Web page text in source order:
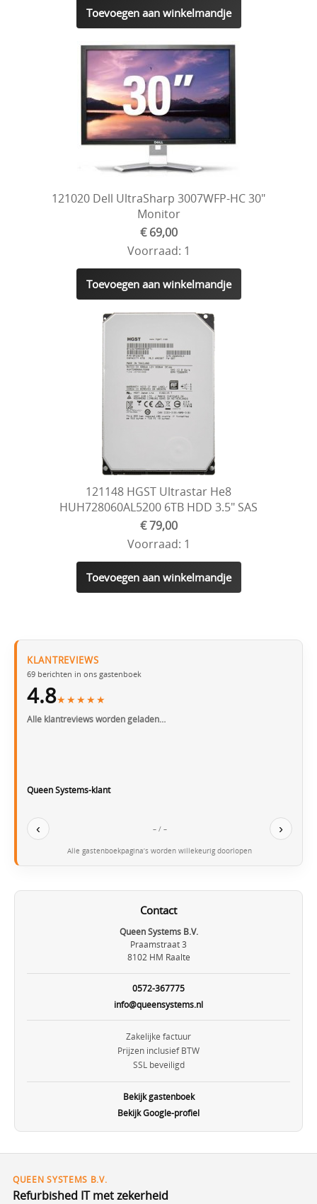
Toevoegen aan winkelmandje
121020 Dell UltraSharp 3007WFP-HC 30"
Monitor
€ 69,00
Voorraad: 1
Toevoegen aan winkelmandje
121148 HGST Ultrastar He8
HUH728060AL5200 6TB HDD 3.5" SAS
€ 79,00
Voorraad: 1
Toevoegen aan winkelmandje
KLANTREVIEWS
69 berichten in ons gastenboek
4.8★★★★★
Alle klantreviews worden geladen…
Queen Systems-klant
‹ – / – ›
Alle gastenboekpagina’s worden willekeurig doorlopen
Contact
Queen Systems B.V.
Praamstraat 3
8102 HM Raalte
0572-367775
info@queensystems.nl
Zakelijke factuur
Prijzen inclusief BTW
SSL beveiligd
Bekijk gastenboek
Bekijk Google-profiel
QUEEN SYSTEMS B.V.
Refurbished IT met zekerheid